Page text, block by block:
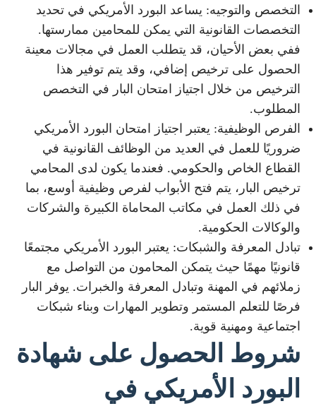
التخصص والتوجيه: يساعد البورد الأمريكي في تحديد
التخصصات القانونية التي يمكن للمحامين ممارستها.
ففي بعض الأحيان، قد يتطلب العمل في مجالات معينة
الحصول على ترخيص إضافي، وقد يتم توفير هذا
الترخيص من خلال اجتياز امتحان البار في التخصص
المطلوب.
الفرص الوظيفية: يعتبر اجتياز امتحان البورد الأمريكي
ضروريًا للعمل في العديد من الوظائف القانونية في
القطاع الخاص والحكومي. فعندما يكون لدى المحامي
ترخيص البار، يتم فتح الأبواب لفرص وظيفية أوسع، بما
في ذلك العمل في مكاتب المحاماة الكبيرة والشركات
والوكالات الحكومية.
تبادل المعرفة والشبكات: يعتبر البورد الأمريكي مجتمعًا
قانونيًا مهمًا حيث يتمكن المحامون من التواصل مع
زملائهم في المهنة وتبادل المعرفة والخبرات. يوفر البار
فرصًا للتعلم المستمر وتطوير المهارات وبناء شبكات
اجتماعية ومهنية قوية.
شروط الحصول على شهادة
البورد الأمريكي في